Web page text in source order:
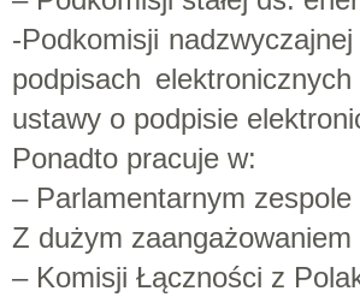
-Podkomisji
podpisach
ustawy o podpisie
Ponadto pracuje w:
– Parlamentarnym
Z dużym
– Komisji Łączności z